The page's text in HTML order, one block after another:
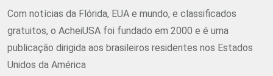
Com notícias da Flórida, EUA e mundo, e classificados
gratuitos, o AcheiUSA foi fundado em 2000 e é uma
publicação dirigida aos brasileiros residentes nos Estados
Unidos da América